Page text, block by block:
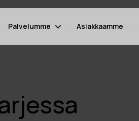
Palvelumme Asiakkaamme